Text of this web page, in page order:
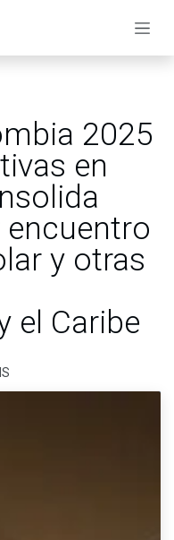
2025
en
y otras
el Caribe